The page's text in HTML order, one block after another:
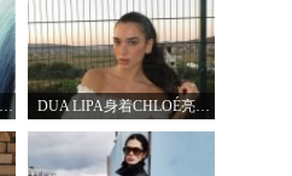
Balance is Love“珍”爱同频 耀启七夕 TASA DUA LIPA身着CHLOÉ亮相 2026 SUNNY HILL 音乐节